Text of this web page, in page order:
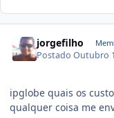
jorgefilho
PostadoOutubro
ipglobe quais os
qualquer coisa me